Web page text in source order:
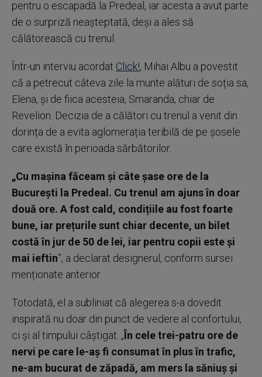
pentru o escapadă la Predeal, iar acesta a avut parte
de o surpriză neașteptată, deși a ales să
călătorească cu trenul.
Într-un interviu acordat Click!, Mihai Albu a povestit
că a petrecut câteva zile la munte alături de soția sa,
Elena, și de fiica acesteia, Smaranda, chiar de
Revelion. Decizia de a călători cu trenul a venit din
dorința de a evita aglomerația teribilă de pe șosele
care există în perioada sărbătorilor.
„Cu mașina făceam și câte șase ore de la
București la Predeal. Cu trenul am ajuns în doar
două ore. A fost cald, condițiile au fost foarte
bune, iar prețurile sunt chiar decente, un bilet
costă în jur de 50 de lei, iar pentru copii este și
mai ieftin”, a declarat designerul, conform sursei
menționate anterior.
Totodată, el a subliniat că alegerea s-a dovedit
inspirată nu doar din punct de vedere al confortului,
ci și al timpului câștigat. „În cele trei-patru ore de
nervi pe care le-aș fi consumat în plus în trafic,
ne-am bucurat de zăpadă, am mers la săniuș și